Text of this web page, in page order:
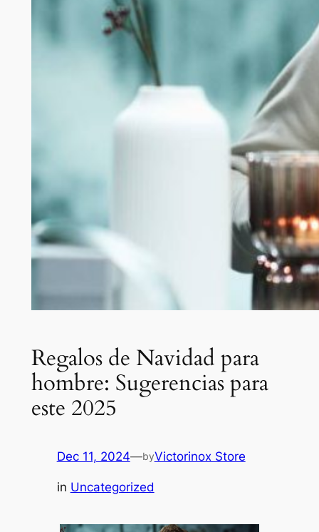
Regalos de Navidad para
hombre: Sugerencias para
este 2025
Dec 11, 2024—byVictorinox Store
in Uncategorized